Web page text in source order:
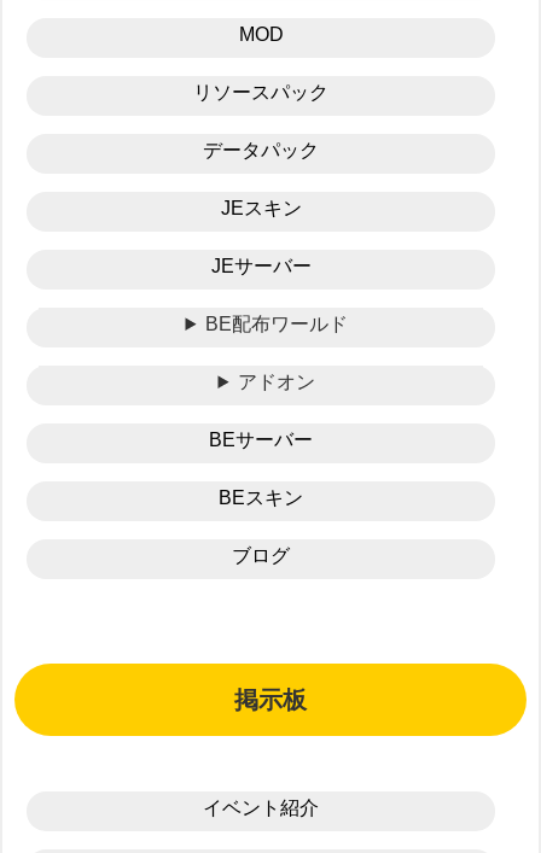
MOD
リソースパック
データパック
JEスキン
JEサーバー
BE配布ワールド
アドオン
BEサーバー
BEスキン
ブログ
掲示板
イベント紹介